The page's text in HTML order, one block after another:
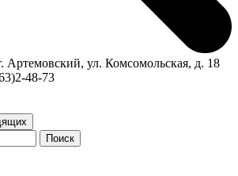
Артемовский, ул. Комсомольская, д. 18
48-73
Поиск